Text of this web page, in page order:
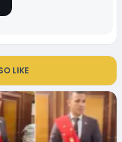
LIKE